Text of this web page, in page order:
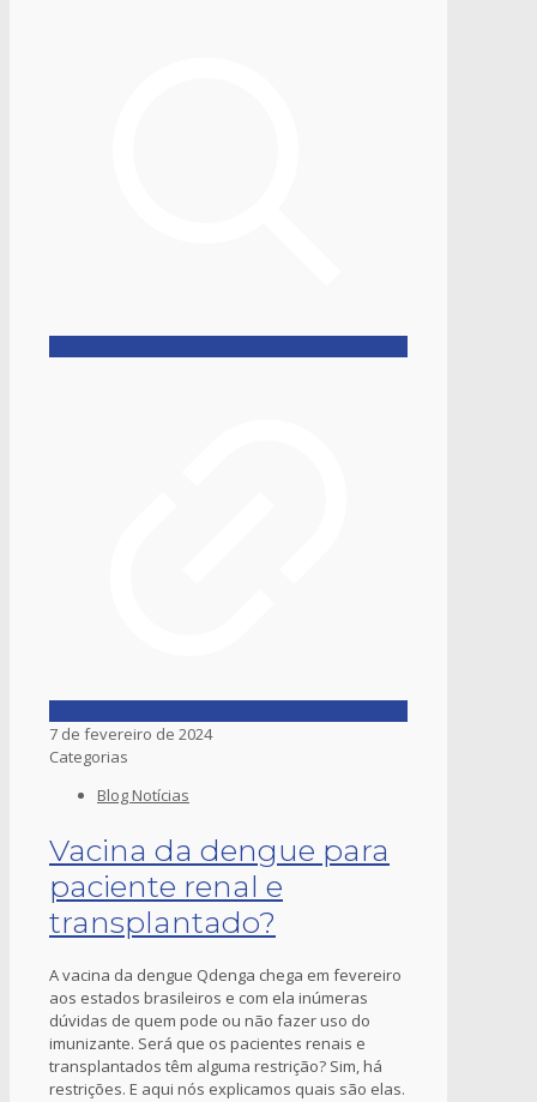
7 de fevereiro de 2024
Categorias
Blog Notícias
Vacina da dengue para
paciente renal e
transplantado?
A vacina da dengue Qdenga chega em fevereiro
aos estados brasileiros e com ela inúmeras
dúvidas de quem pode ou não fazer uso do
imunizante. Será que os pacientes renais e
transplantados têm alguma restrição? Sim, há
restrições. E aqui nós explicamos quais são elas.